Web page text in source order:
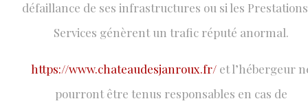
défaillance de ses infrastructures ou si les
Services génèrent un trafic réputé anormal.
https://www.chateaudesjanroux.fr/et l’hébergeur
pourront être tenus responsables en cas de